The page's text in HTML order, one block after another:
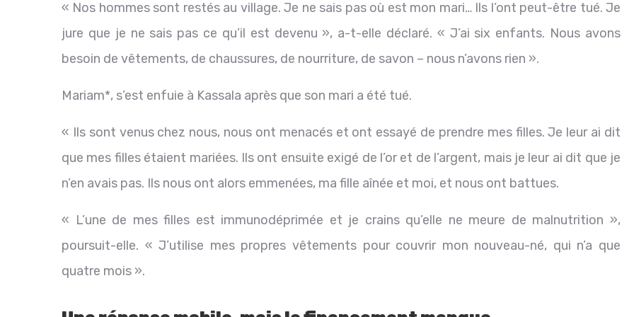
« Nos hommes sont restés au village. Je ne sais pas où est mon mari… Ils l’ont peut-être tué. Je
jure que je ne sais pas ce qu’il est devenu », a-t-elle déclaré. « J’ai six enfants. Nous avons
besoin de vêtements, de chaussures, de nourriture, de savon – nous n’avons rien ».
Mariam*, s’est enfuie à Kassala après que son mari a été tué.
« Ils sont venus chez nous, nous ont menacés et ont essayé de prendre mes filles. Je leur ai dit
que mes filles étaient mariées. Ils ont ensuite exigé de l’or et de l’argent, mais je leur ai dit que je
n’en avais pas. Ils nous ont alors emmenées, ma fille aînée et moi, et nous ont battues.
« L’une de mes filles est immunodéprimée et je crains qu’elle ne meure de malnutrition »,
poursuit-elle. « J’utilise mes propres vêtements pour couvrir mon nouveau-né, qui n’a que
quatre mois ».